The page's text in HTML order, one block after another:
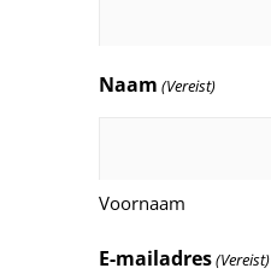
Naam (Vereist)
Voornaam
E-mailadres(Vereist)